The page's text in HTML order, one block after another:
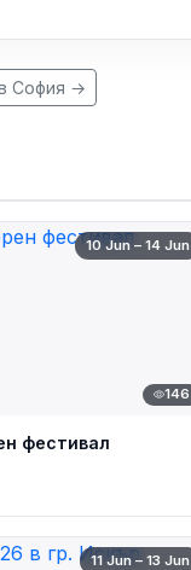
София →
10 Jun – 14 Jun
146
фестивал
11 Jun – 13 Jun